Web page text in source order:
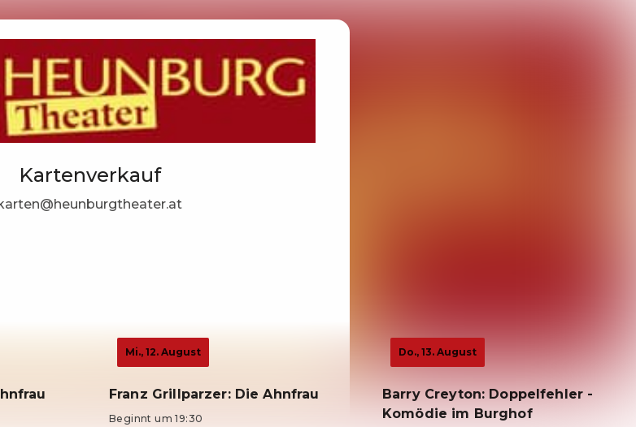
Kartenverkauf
Mi., 12. August
Franz Grillparzer: Die Ahnfrau
Beginnt um 19:30
Do., 13. August
Barry Creyton: Doppelfehler -
Komödie im Burghof